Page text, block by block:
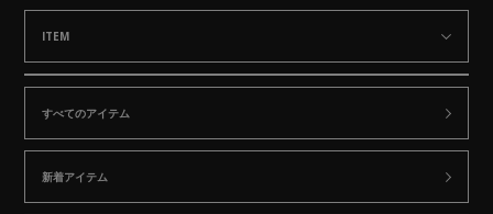
ITEM
すべてのアイテム
新着アイテム